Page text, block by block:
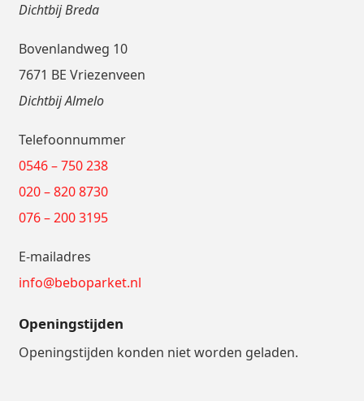
Dichtbij Breda
Bovenlandweg 10
7671 BE Vriezenveen
Dichtbij Almelo
Telefoonnummer
0546 – 750 238
020 – 820 8730
076 – 200 3195
E-mailadres
info@beboparket.nl
Openingstijden
Openingstijden konden niet worden geladen.